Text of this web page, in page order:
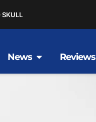
News Reviews